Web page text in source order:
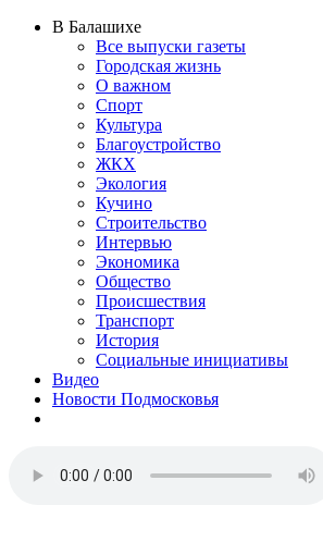
В Балашихе
Все выпуски газеты
Городская жизнь
О важном
Спорт
Культура
Благоустройство
ЖКХ
Экология
Кучино
Строительство
Интервью
Экономика
Общество
Происшествия
Транспорт
История
Социальные инициативы
Видео
Новости Подмосковья